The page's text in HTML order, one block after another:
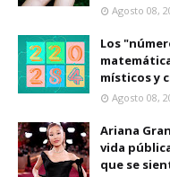
Agosto 08,
Los
místicos y
Agosto 08,
Ariana
vida
que se